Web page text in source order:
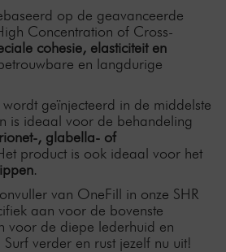
op de geavanceerde
Concentration of Cross-
cohesie, elasticiteit en
en langdurige
geïnjecteerd in de middelste
is ideaal voor de behandeling
, glabella- of
product is ook ideaal voor het
.
van OneFill in onze SHR
aan voor de bovenste
voor de diepe lederhuid en
verder en rust jezelf nu uit!